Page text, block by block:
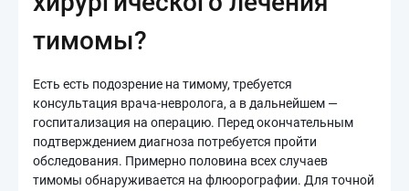
тимомы?
Есть есть подозрение на тимому, требуется
консультация врача-невролога, а в дальнейшем —
госпитализация на операцию. Перед окончательным
подтверждением диагноза потребуется пройти
обследования. Примерно половина всех случаев
тимомы обнаруживается на флюорографии. Для точной